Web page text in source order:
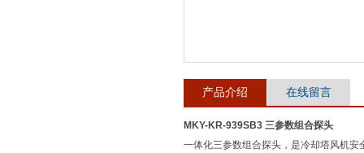
产品介绍 在线留言
MKY-KR-939SB3 三参数组合探头
一体化三参数组合探头，是冷却塔风机